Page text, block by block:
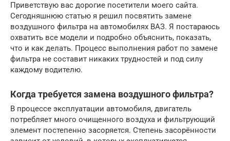
Приветствую вас дорогие посетители моего сайта.
Сегодняшнюю статью я решил посвятить замене
воздушного фильтра на автомобилях ВАЗ. Я постараюсь
охватить все модели и подробно объяснить, показать,
что и как делать. Процесс выполнения работ по замене
фильтра не составит никаких трудностей и под силу
каждому водителю.
Когда требуется замена воздушного фильтра?
В процессе эксплуатации автомобиля, двигатель
потребляет много очищенного воздуха и фильтрующий
элемент постепенно засоряется. Степень засорённости